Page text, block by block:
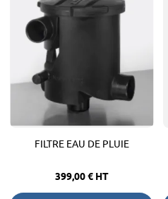
FILTRE EAU DE PLUIE
399,00 € HT